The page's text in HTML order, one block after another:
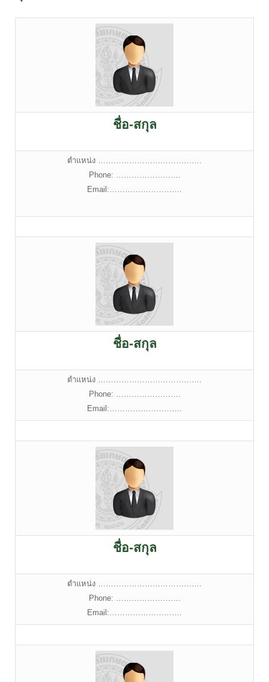
ชื่อ-สกุล
ตำแหน่ง ………………………………….
Phone: …………………….
Email:……………………….
ชื่อ-สกุล
ตำแหน่ง ………………………………….
Phone: …………………….
Email:……………………….
ชื่อ-สกุล
ตำแหน่ง ………………………………….
Phone: …………………….
Email:……………………….